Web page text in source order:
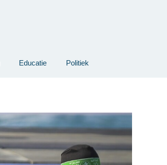
Educatie Politiek